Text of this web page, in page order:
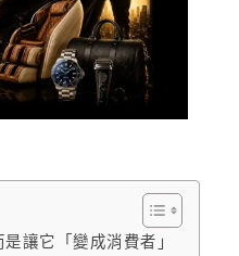
讓它「變成消費者」